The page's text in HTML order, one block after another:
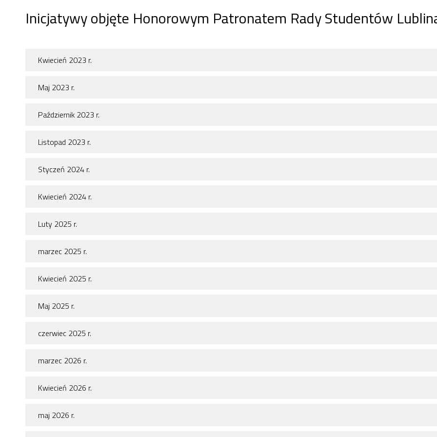
Inicjatywy objęte Honorowym Patronatem Rady Studentów
Kwiecień 2023 r.
Maj 2023 r.
Październik 2023 r.
Listopad 2023 r.
Styczeń 2024 r.
Kwiecień 2024 r.
Luty 2025 r.
marzec 2025 r.
Kwiecień 2025 r.
Maj 2025 r.
czerwiec 2025 r.
marzec 2026 r.
Kwiecień 2026 r.
maj 2026 r.